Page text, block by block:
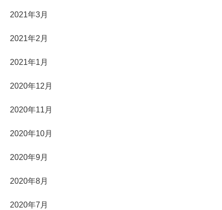
2021年3月
2021年2月
2021年1月
2020年12月
2020年11月
2020年10月
2020年9月
2020年8月
2020年7月